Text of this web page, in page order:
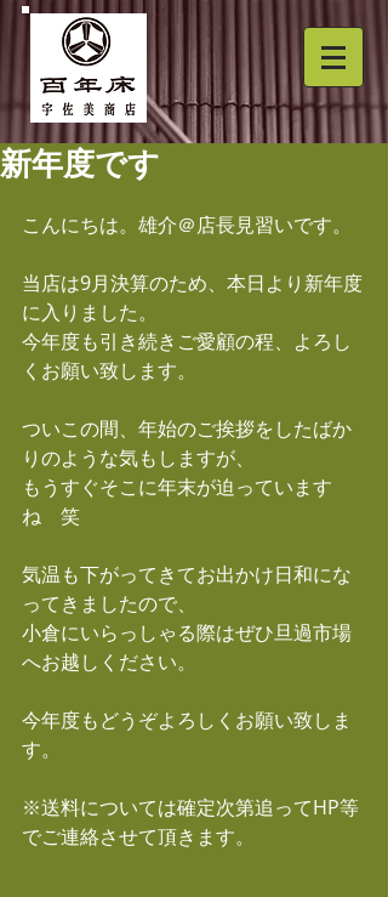
新年度です
こんにちは。雄介＠店長見習いです。
当店は9月決算のため、本日より新年度
に入りました。
今年度も引き続きご愛顧の程、よろし
くお願い致します。
ついこの間、年始のご挨拶をしたばか
りのような気もしますが、
もうすぐそこに年末が迫っています
ね　笑
気温も下がってきてお出かけ日和にな
ってきましたので、
小倉にいらっしゃる際はぜひ旦過市場
へお越しください。
今年度もどうぞよろしくお願い致しま
す。
※送料については確定次第追ってHP等
でご連絡させて頂きます。